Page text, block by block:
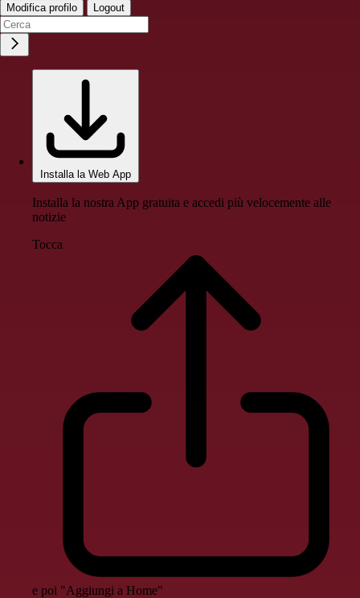
Modifica profilo Logout
Installa la Web App
Installa la nostra App gratuita e accedi più velocemente alle
notizie
Tocca
e poi "Aggiungi a Home"